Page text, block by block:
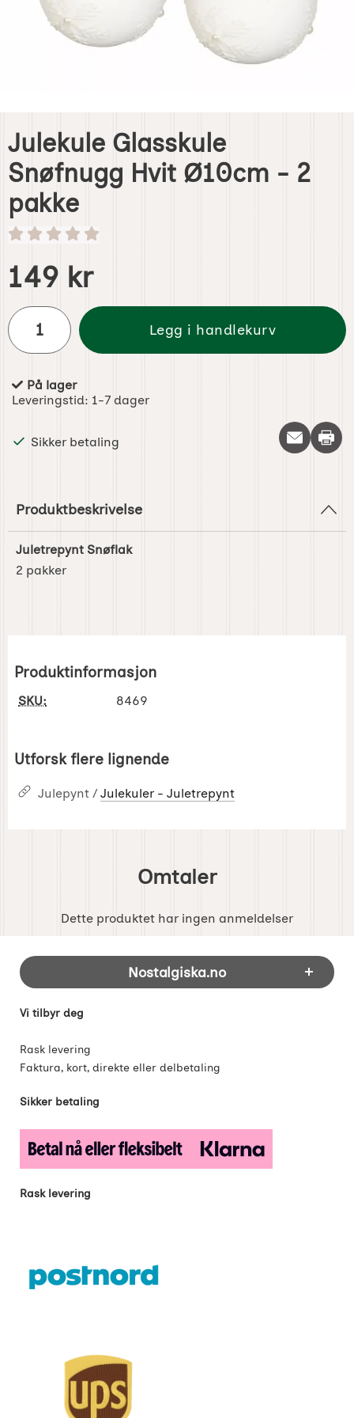
Julekule Glasskule
Snøfnugg Hvit Ø10cm - 2
pakke
Handle dette produktet, Julekule Glasskule Snøfnugg
pris
149 kr
antall
Legg i handlekurv
Produkttilgjengelighet:
På lager
Leveringstid: 1-7 dager
Sikker betaling Skriv
Produktbeskrivelse
Juletrepynt Snøflak
2 pakker
Produktinformasjon
SKU: 8469
Utforsk flere lignende
Julepynt / Julekuler - Juletrepynt
Omtaler
Dette produktet har ingen anmeldelser
Footer-innhold Blandet informasjon og
Nostalgiska.no
Vi tilbyr deg
Rask levering
Faktura, kort, direkte eller delbetaling
Sikker betaling
Rask levering